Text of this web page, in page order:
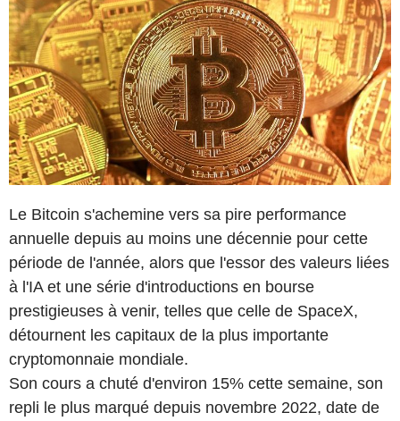
Le Bitcoin s'achemine vers sa pire performance
annuelle depuis au moins une décennie pour cette
période de l'année, alors que l'essor des valeurs liées
à l'IA et une série d'introductions en bourse
prestigieuses à venir, telles que celle de SpaceX,
détournent les capitaux de la plus importante
cryptomonnaie mondiale.
Son cours a chuté d'environ 15% cette semaine, son
repli le plus marqué depuis novembre 2022, date de